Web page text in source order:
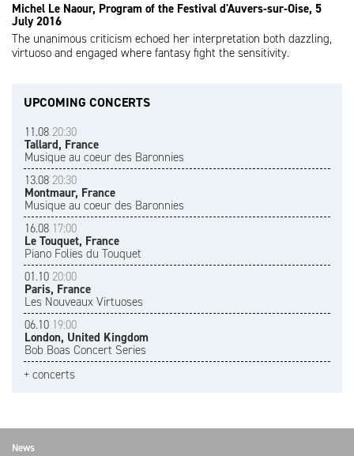
Michel Le Naour, Program of the Festival d'Auvers-sur-Oise, 5
July 2016
The unanimous criticism echoed her interpretation both dazzling,
virtuoso and engaged where fantasy fight the sensitivity.
UPCOMING CONCERTS
11.08 20:30
Tallard, France
Musique au coeur des Baronnies
13.08 20:30
Montmaur, France
Musique au coeur des Baronnies
16.08 17:00
Le Touquet, France
Piano Folies du Touquet
01.10 20:00
Paris, France
Les Nouveaux Virtuoses
06.10 19:00
London, United Kingdom
Bob Boas Concert Series
+ concerts
News